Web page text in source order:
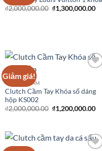
₫2,000,000.00 ₫1,300,000.00
Giảm giá!
CLUTCH NAM
Clutch Cầm Tay Khóa số dáng
hộp KS002
₫2,000,000.00 ₫1,200,000.00